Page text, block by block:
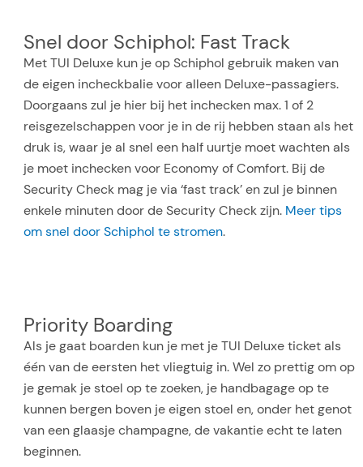
Snel door Schiphol: Fast Track
Met TUI Deluxe kun je op Schiphol gebruik maken van
de eigen incheckbalie voor alleen Deluxe-passagiers.
Doorgaans zul je hier bij het inchecken max. 1 of 2
reisgezelschappen voor je in de rij hebben staan als het
druk is, waar je al snel een half uurtje moet wachten als
je moet inchecken voor Economy of Comfort. Bij de
Security Check mag je via ‘fast track’ en zul je binnen
enkele minuten door de Security Check zijn. Meer tips
om snel door Schiphol te stromen.
Priority Boarding
Als je gaat boarden kun je met je TUI Deluxe ticket als
één van de eersten het vliegtuig in. Wel zo prettig om op
je gemak je stoel op te zoeken, je handbagage op te
kunnen bergen boven je eigen stoel en, onder het genot
van een glaasje champagne, de vakantie echt te laten
beginnen.